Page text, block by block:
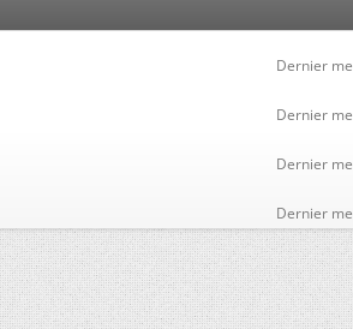
Dernier
Dernier
Dernier
Dernier